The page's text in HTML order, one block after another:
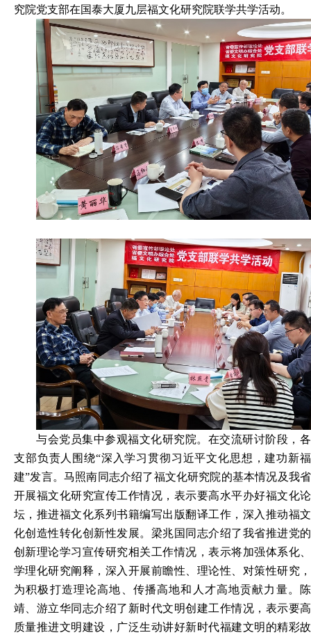
究院党支部在国泰大厦九层福文化研究院联学共学活动。
与会党员集中参观福文化研究院。在交流研讨阶段，各
支部负责人围绕“深入学习贯彻习近平文化思想，建功新福
建”发言。马照南同志介绍了福文化研究院的基本情况及我省
开展福文化研究宣传工作情况，表示要高水平办好福文化论
坛，推进福文化系列书籍编写出版翻译工作，深入推动福文
化创造性转化创新性发展。梁兆国同志介绍了我省推进党的
创新理论学习宣传研究相关工作情况，表示将加强体系化、
学理化研究阐释，深入开展前瞻性、理论性、对策性研究，
为积极打造理论高地、传播高地和人才高地贡献力量。陈
靖、游立华同志介绍了新时代文明创建工作情况，表示要高
质量推进文明建设，广泛生动讲好新时代福建文明的精彩故